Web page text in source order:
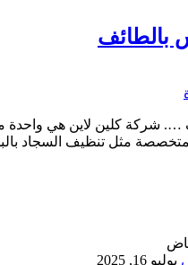
بالطائف
شركة كلين لاين هي واحدة
مثل تنظيف السجاد
يوليو 16, 2025